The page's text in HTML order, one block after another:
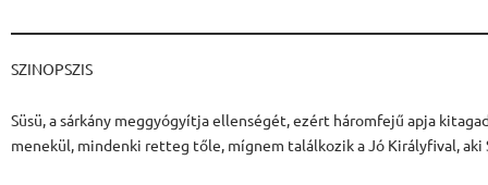
SZINOPSZIS
Süsü, a sárkány meggyógyítja ellenségét, ezért háromfejű apja
menekül, mindenki retteg tőle, mígnem találkozik a Jó Királyfival,